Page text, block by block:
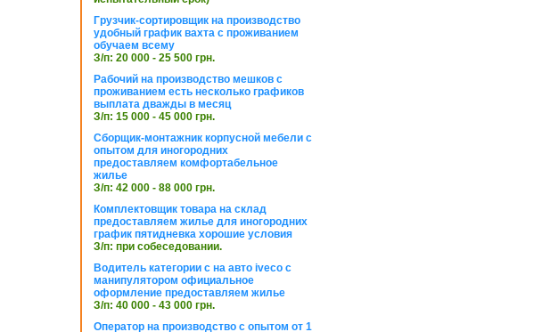
Грузчик-сортировщик на производство
удобный график вахта с проживанием
обучаем всему
З/п: 20 000 - 25 500 грн.
Рабочий на производство мешков с
проживанием есть несколько графиков
выплата дважды в месяц
З/п: 15 000 - 45 000 грн.
Сборщик-монтажник корпусной мебели с
опытом для иногородних
предоставляем комфортабельное
жилье
З/п: 42 000 - 88 000 грн.
Комплектовщик товара на склад
предоставляем жилье для иногородних
график пятидневка хорошие условия
З/п: при собеседовании.
Водитель категории с на авто iveco с
манипулятором официальное
оформление предоставляем жилье
З/п: 40 000 - 43 000 грн.
Оператор на производство с опытом от 1